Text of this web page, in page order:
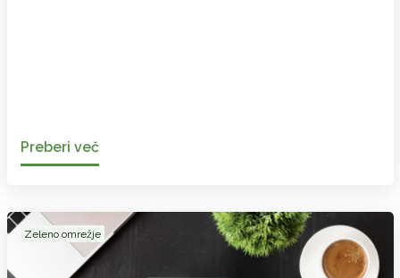
Preberi več
Zeleno omrežje